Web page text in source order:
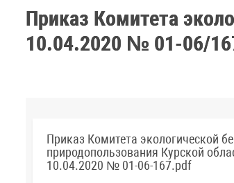
Приказ Комитета
10.04.2020 № 01-06/
Приказ Комитета экологической
природопользования Курской
10.04.2020 № 01-06-167.pdf